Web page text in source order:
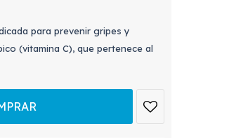
para prevenir gripes y
(vitamina C), que pertenece al